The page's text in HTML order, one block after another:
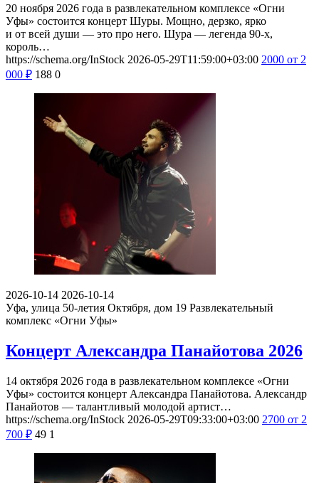
20 ноября 2026 года в развлекательном комплексе «Огни
Уфы» состоится концерт Шуры. Мощно, дерзко, ярко
и от всей души — это про него. Шура — легенда 90-х,
король…
https://schema.org/InStock 2026-05-29T11:59:00+03:00 2000 от 2
000 ₽ 188 0
2026-10-14 2026-10-14
Уфа, улица 50-летия Октября, дом 19 Развлекательный
комплекс «Огни Уфы»
Концерт Александра Панайотова 2026
14 октября 2026 года в развлекательном комплексе «Огни
Уфы» состоится концерт Александра Панайотова. Александр
Панайотов — талантливый молодой артист…
https://schema.org/InStock 2026-05-29T09:33:00+03:00 2700 от 2
700 ₽ 49 1